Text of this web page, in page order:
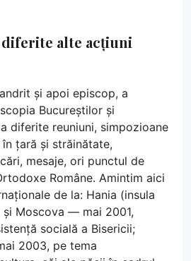
diferite alte acțiuni
și apoi episcop, a
Bucureștilor și
diferite reuniuni, simpozioane
țară și străinătate,
mesaje, ori punctul de
Române. Amintim aici
de la: Hania (insula
Moscova ― mai 2001,
socială a Bisericii;
2003, pe tema